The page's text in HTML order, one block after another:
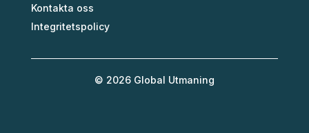
Kontakta oss
Integritetspolicy
© 2026 Global Utmaning